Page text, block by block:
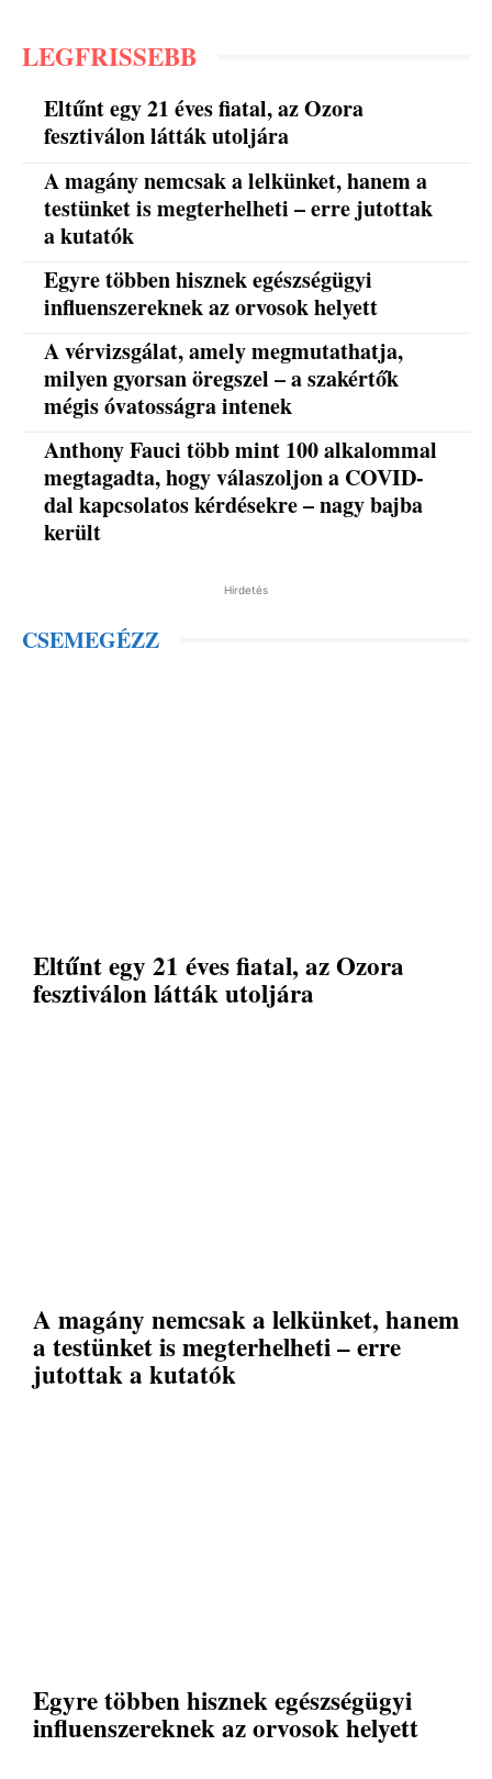
LEGFRISSEBB
Eltűnt egy 21 éves fiatal, az Ozora
fesztiválon látták utoljára
A magány nemcsak a lelkünket, hanem a
testünket is megterhelheti – erre jutottak
a kutatók
Egyre többen hisznek egészségügyi
influenszereknek az orvosok helyett
A vérvizsgálat, amely megmutathatja,
milyen gyorsan öregszel – a szakértők
mégis óvatosságra intenek
Anthony Fauci több mint 100 alkalommal
megtagadta, hogy válaszoljon a COVID-
dal kapcsolatos kérdésekre – nagy bajba
került
Hirdetés
CSEMEGÉZZ
Eltűnt egy 21 éves fiatal, az Ozora
fesztiválon látták utoljára
A magány nemcsak a lelkünket, hanem
a testünket is megterhelheti – erre
jutottak a kutatók
Egyre többen hisznek egészségügyi
influenszereknek az orvosok helyett